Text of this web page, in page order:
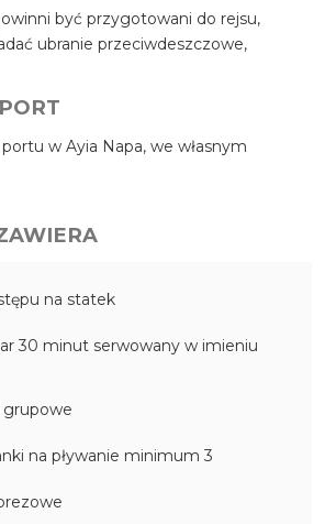
być przygotowani do rejsu,
ubranie przeciwdeszczowe,
w Ayia Napa, we własnym
na statek
30 minut serwowany w imieniu
grupowe
na pływanie minimum 3